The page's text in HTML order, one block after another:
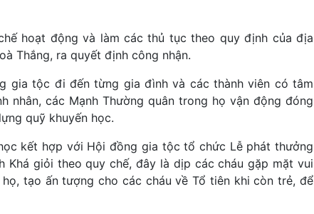
hoạt động và làm các thủ tục theo quy định của địa
Thắng, ra quyết định công nhận.
gia tộc đi đến từng gia đình và các thành viên có tâm
nhân, các Mạnh Thường quân trong họ vận động đóng
quỹ khuyến học.
kết hợp với Hội đồng gia tộc tổ chức Lễ phát thưởng
Khá giỏi theo quy chế, đây là dịp các cháu gặp mặt vui
tạo ấn tượng cho các cháu về Tổ tiên khi còn trẻ, để